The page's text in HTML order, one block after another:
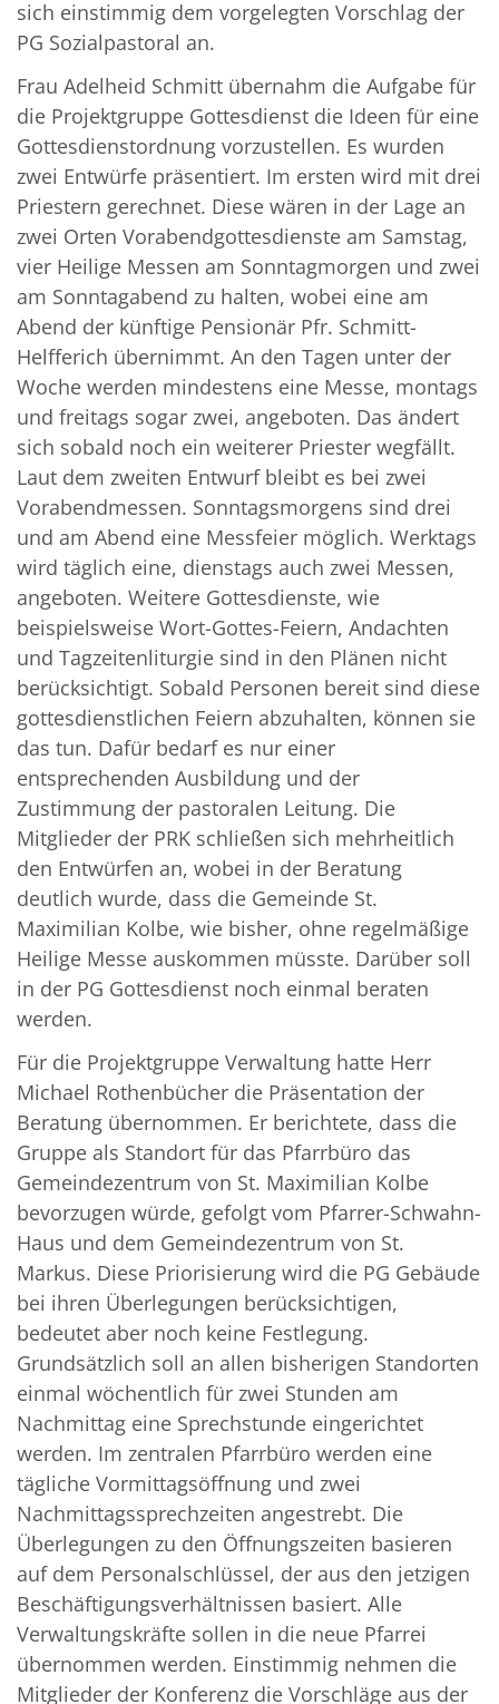
sich einstimmig dem vorgelegten Vorschlag der
PG Sozialpastoral an.
Frau Adelheid Schmitt übernahm die Aufgabe für
die Projektgruppe Gottesdienst die Ideen für eine
Gottesdienstordnung vorzustellen. Es wurden
zwei Entwürfe präsentiert. Im ersten wird mit drei
Priestern gerechnet. Diese wären in der Lage an
zwei Orten Vorabendgottesdienste am Samstag,
vier Heilige Messen am Sonntagmorgen und zwei
am Sonntagabend zu halten, wobei eine am
Abend der künftige Pensionär Pfr. Schmitt-
Helfferich übernimmt. An den Tagen unter der
Woche werden mindestens eine Messe, montags
und freitags sogar zwei, angeboten. Das ändert
sich sobald noch ein weiterer Priester wegfällt.
Laut dem zweiten Entwurf bleibt es bei zwei
Vorabendmessen. Sonntagsmorgens sind drei
und am Abend eine Messfeier möglich. Werktags
wird täglich eine, dienstags auch zwei Messen,
angeboten. Weitere Gottesdienste, wie
beispielsweise Wort-Gottes-Feiern, Andachten
und Tagzeitenliturgie sind in den Plänen nicht
berücksichtigt. Sobald Personen bereit sind diese
gottesdienstlichen Feiern abzuhalten, können sie
das tun. Dafür bedarf es nur einer
entsprechenden Ausbildung und der
Zustimmung der pastoralen Leitung. Die
Mitglieder der PRK schließen sich mehrheitlich
den Entwürfen an, wobei in der Beratung
deutlich wurde, dass die Gemeinde St.
Maximilian Kolbe, wie bisher, ohne regelmäßige
Heilige Messe auskommen müsste. Darüber soll
in der PG Gottesdienst noch einmal beraten
werden.
Für die Projektgruppe Verwaltung hatte Herr
Michael Rothenbücher die Präsentation der
Beratung übernommen. Er berichtete, dass die
Gruppe als Standort für das Pfarrbüro das
Gemeindezentrum von St. Maximilian Kolbe
bevorzugen würde, gefolgt vom Pfarrer-Schwahn-
Haus und dem Gemeindezentrum von St.
Markus. Diese Priorisierung wird die PG Gebäude
bei ihren Überlegungen berücksichtigen,
bedeutet aber noch keine Festlegung.
Grundsätzlich soll an allen bisherigen Standorten
einmal wöchentlich für zwei Stunden am
Nachmittag eine Sprechstunde eingerichtet
werden. Im zentralen Pfarrbüro werden eine
tägliche Vormittagsöffnung und zwei
Nachmittagssprechzeiten angestrebt. Die
Überlegungen zu den Öffnungszeiten basieren
auf dem Personalschlüssel, der aus den jetzigen
Beschäftigungsverhältnissen basiert. Alle
Verwaltungskräfte sollen in die neue Pfarrei
übernommen werden. Einstimmig nehmen die
Mitglieder der Konferenz die Vorschläge aus der